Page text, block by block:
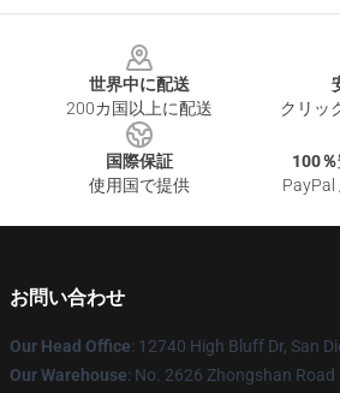
世界中に配送
200カ国以上に配送
クリッ
国際保証
使用国で提供
100
お問い合わせ
Our Head Office: 12740 High Bluff Dr, San
Our Warehouse: No. 2626 Zhongshan